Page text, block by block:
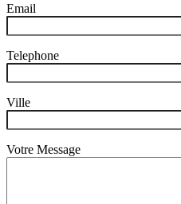
Email
Telephone
Ville
Votre Message